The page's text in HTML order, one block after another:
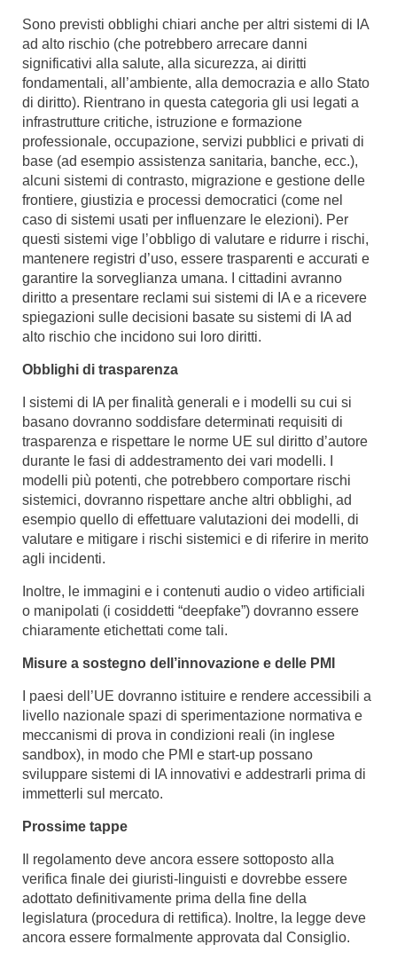
Sono previsti obblighi chiari anche per altri sistemi di IA
ad alto rischio (che potrebbero arrecare danni
significativi alla salute, alla sicurezza, ai diritti
fondamentali, all’ambiente, alla democrazia e allo Stato
di diritto). Rientrano in questa categoria gli usi legati a
infrastrutture critiche, istruzione e formazione
professionale, occupazione, servizi pubblici e privati di
base (ad esempio assistenza sanitaria, banche, ecc.),
alcuni sistemi di contrasto, migrazione e gestione delle
frontiere, giustizia e processi democratici (come nel
caso di sistemi usati per influenzare le elezioni). Per
questi sistemi vige l’obbligo di valutare e ridurre i rischi,
mantenere registri d’uso, essere trasparenti e accurati e
garantire la sorveglianza umana. I cittadini avranno
diritto a presentare reclami sui sistemi di IA e a ricevere
spiegazioni sulle decisioni basate su sistemi di IA ad
alto rischio che incidono sui loro diritti.
Obblighi di trasparenza
I sistemi di IA per finalità generali e i modelli su cui si
basano dovranno soddisfare determinati requisiti di
trasparenza e rispettare le norme UE sul diritto d’autore
durante le fasi di addestramento dei vari modelli. I
modelli più potenti, che potrebbero comportare rischi
sistemici, dovranno rispettare anche altri obblighi, ad
esempio quello di effettuare valutazioni dei modelli, di
valutare e mitigare i rischi sistemici e di riferire in merito
agli incidenti.
Inoltre, le immagini e i contenuti audio o video artificiali
o manipolati (i cosiddetti “deepfake”) dovranno essere
chiaramente etichettati come tali.
Misure a sostegno dell’innovazione e delle PMI
I paesi dell’UE dovranno istituire e rendere accessibili a
livello nazionale spazi di sperimentazione normativa e
meccanismi di prova in condizioni reali (in inglese
sandbox), in modo che PMI e start-up possano
sviluppare sistemi di IA innovativi e addestrarli prima di
immetterli sul mercato.
Prossime tappe
Il regolamento deve ancora essere sottoposto alla
verifica finale dei giuristi-linguisti e dovrebbe essere
adottato definitivamente prima della fine della
legislatura (procedura di rettifica). Inoltre, la legge deve
ancora essere formalmente approvata dal Consiglio.